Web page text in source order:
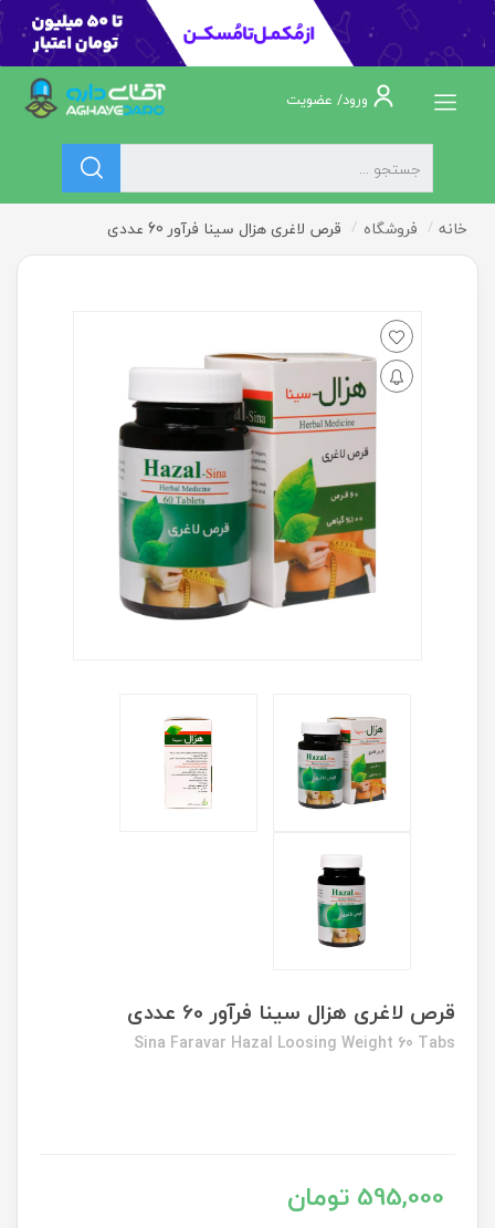
ورود/ عضویت
خانه فروشگاه قرص لاغری هزال سینا فرآور 60 عددی
قرص لاغری هزال سینا فرآور 60 عددی
Sina Faravar Hazal Loosing Weight 60 Tabs
595,000 تومان